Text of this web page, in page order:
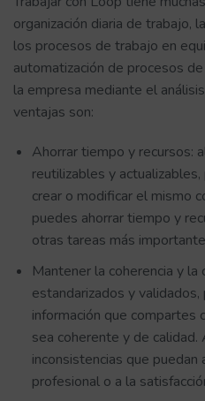
organización diaria de trabajo,
los procesos de trabajo en
automatización de procesos
la empresa mediante el
ventajas son:
Ahorrar tiempo y recursos:
reutilizables y
crear o modificar el mismo
puedes ahorrar tiempo y
otras tareas más
Mantener la coherencia y
estandarizados y
información que compartes
sea coherente y de
inconsistencias que puedan
profesional o a la